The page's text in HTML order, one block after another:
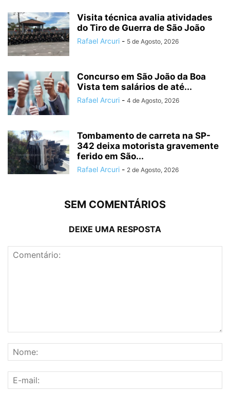
Visita técnica avalia atividades
do Tiro de Guerra de São João
Rafael Arcuri - 5 de Agosto, 2026
Concurso em São João da Boa
Vista tem salários de até...
Rafael Arcuri - 4 de Agosto, 2026
Tombamento de carreta na SP-
342 deixa motorista gravemente
ferido em São...
Rafael Arcuri - 2 de Agosto, 2026
SEM COMENTÁRIOS
DEIXE UMA RESPOSTA